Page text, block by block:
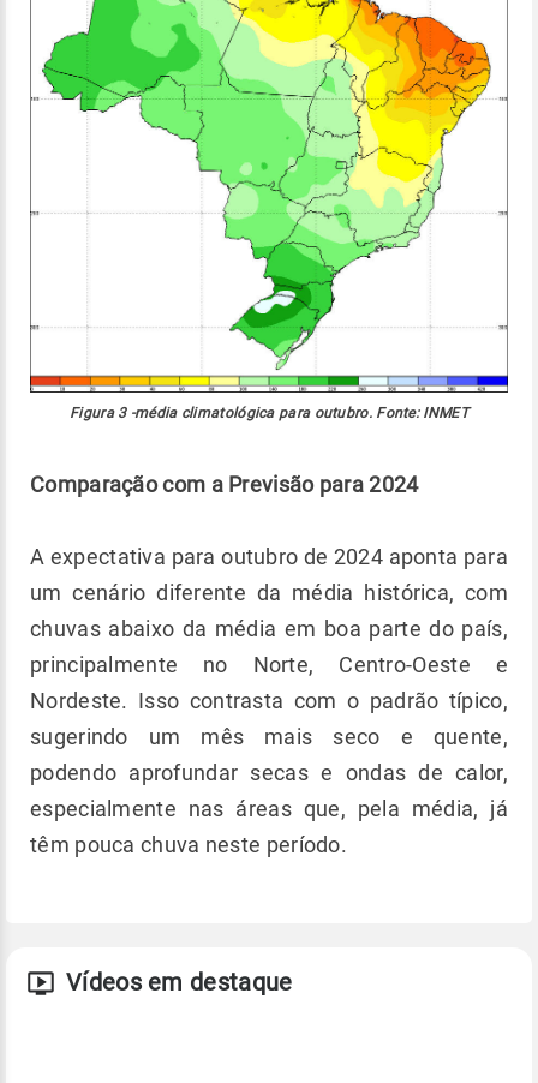
Figura 3 -média climatológica para outubro. Fonte: INMET
Comparação com a Previsão para 2024
A expectativa para outubro de 2024 aponta para
um cenário diferente da média histórica, com
chuvas abaixo da média em boa parte do país,
principalmente no Norte, Centro-Oeste e
Nordeste. Isso contrasta com o padrão típico,
sugerindo um mês mais seco e quente,
podendo aprofundar secas e ondas de calor,
especialmente nas áreas que, pela média, já
têm pouca chuva neste período.
Vídeos em destaque